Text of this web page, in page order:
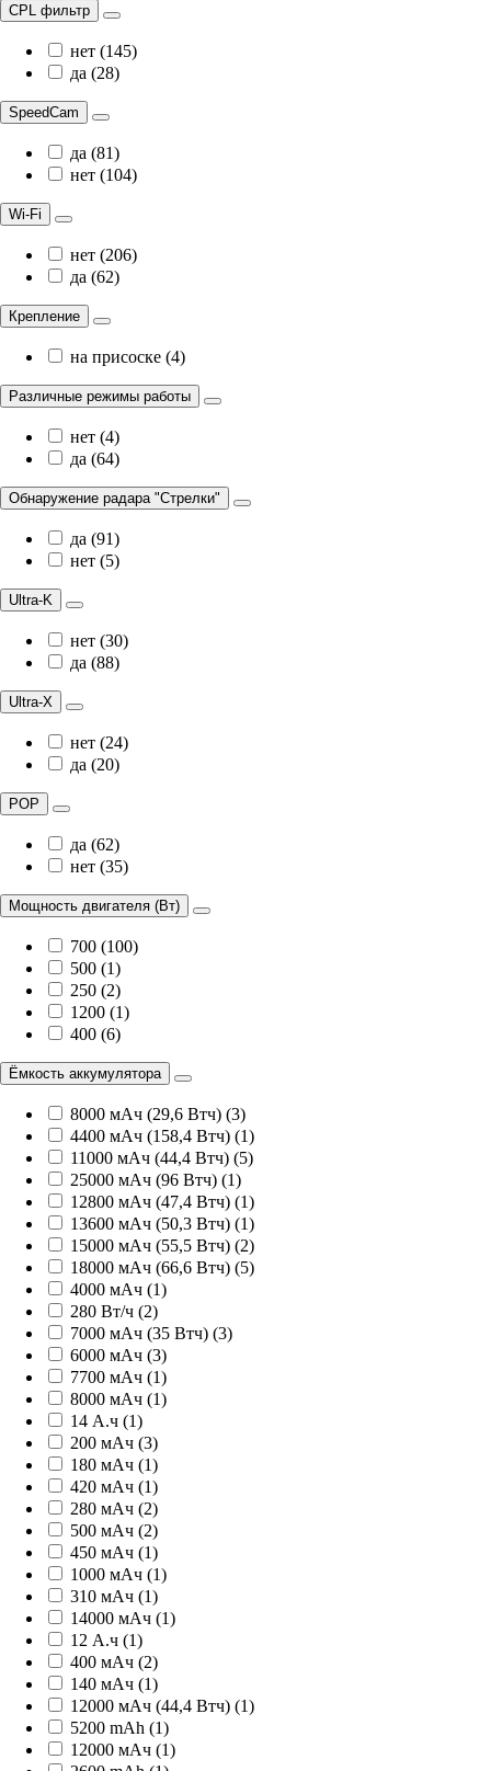
CPL фильтр
нет (145)
да (28)
SpeedCam
да (81)
нет (104)
Wi-Fi
нет (206)
да (62)
Крепление
на присоске (4)
Различные режимы работы
нет (4)
да (64)
Обнаружение радара "Стрелки"
да (91)
нет (5)
Ultra-K
нет (30)
да (88)
Ultra-X
нет (24)
да (20)
POP
да (62)
нет (35)
Мощность двигателя (Вт)
700 (100)
500 (1)
250 (2)
1200 (1)
400 (6)
Ёмкость аккумулятора
8000 мАч (29,6 Втч) (3)
4400 мАч (158,4 Втч) (1)
11000 мАч (44,4 Втч) (5)
25000 мАч (96 Втч) (1)
12800 мАч (47,4 Втч) (1)
13600 мАч (50,3 Втч) (1)
15000 мАч (55,5 Втч) (2)
18000 мАч (66,6 Втч) (5)
4000 мАч (1)
280 Вт/ч (2)
7000 мАч (35 Втч) (3)
6000 мАч (3)
7700 мАч (1)
8000 мАч (1)
14 А.ч (1)
200 мАч (3)
180 мАч (1)
420 мАч (1)
280 мАч (2)
500 мАч (2)
450 мАч (1)
1000 мАч (1)
310 мАч (1)
14000 мАч (1)
12 А.ч (1)
400 мАч (2)
140 мАч (1)
12000 мАч (44,4 Втч) (1)
5200 mAh (1)
12000 мАч (1)